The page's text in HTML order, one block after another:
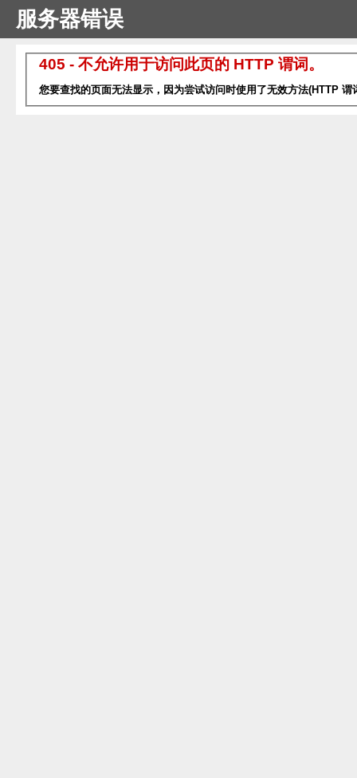
服务器错误
405 - 不允许用于访问此页的 HTTP 谓词。
您要查找的页面无法显示，因为尝试访问时使用了无效方法(HTTP 谓